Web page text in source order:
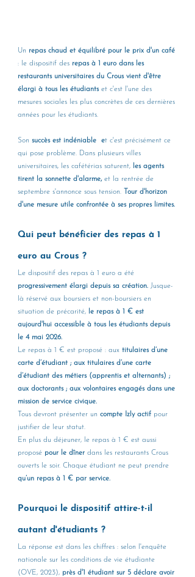
Un repas chaud et équilibré pour le prix d'un café
: le dispositif des repas à 1 euro dans les
restaurants universitaires du Crous vient d'être
élargi à tous les étudiants et c'est l'une des
mesures sociales les plus concrètes de ces dernières
années pour les étudiants.
Son succès est indéniable  et c'est précisément ce
qui pose problème. Dans plusieurs villes
universitaires, les cafétérias saturent, les agents
tirent la sonnette d'alarme, et la rentrée de
septembre s'annonce sous tension.
Tour d'horizon
d'une mesure utile confrontée à ses propres limites.
Qui peut bénéficier des repas à 1
euro au Crous ?
Le dispositif des repas à 1 euro a été
progressivement élargi depuis sa création. Jusque-
là réservé aux boursiers et non-boursiers en
situation de précarité, le repas à 1 € est
aujourd'hui accessible à tous les étudiants depuis
le 4 mai 2026.
Le repas à 1 € est proposé : aux titulaires d’une
carte d’étudiant ; aux titulaires d’une carte
d’étudiant des métiers (apprentis et alternants) ;
aux doctorants ; aux volontaires engagés dans une
mission de service civique.
Tous devront présenter un compte Izly actif pour
justifier de leur statut.
En plus du déjeuner, le repas à 1 € est aussi
proposé pour le dîner dans les restaurants Crous
ouverts le soir. Chaque étudiant ne peut prendre
qu’un repas à 1 € par service.
Pourquoi le dispositif attire-t-il
autant d'étudiants ?
La réponse est dans les chiffres : selon l'enquête
nationale sur les conditions de vie étudiante
(OVE, 2023), près d'1 étudiant sur 5 déclare avoir